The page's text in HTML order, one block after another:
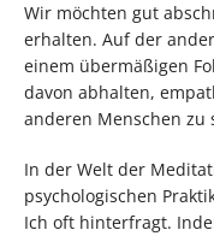
Wir möchten gut
erhalten. Auf der
einem übermäßigen
davon abhalten,
anderen Menschen zu
In der Welt der
psychologischen
Ich oft hinterfragt.